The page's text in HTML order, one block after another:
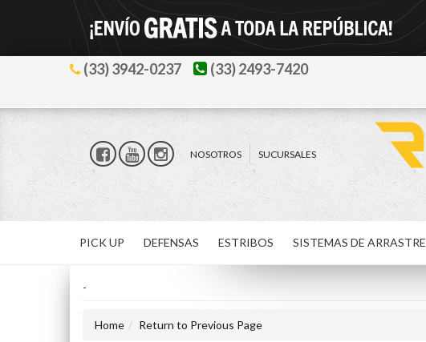
(33) 3942-0237 (33) 2493-7420
NOSOTROS
SUCURSALES
PICK UP DEFENSAS ESTRIBOS SISTEMAS DE ARRASTRE
-
Home Return to Previous Page